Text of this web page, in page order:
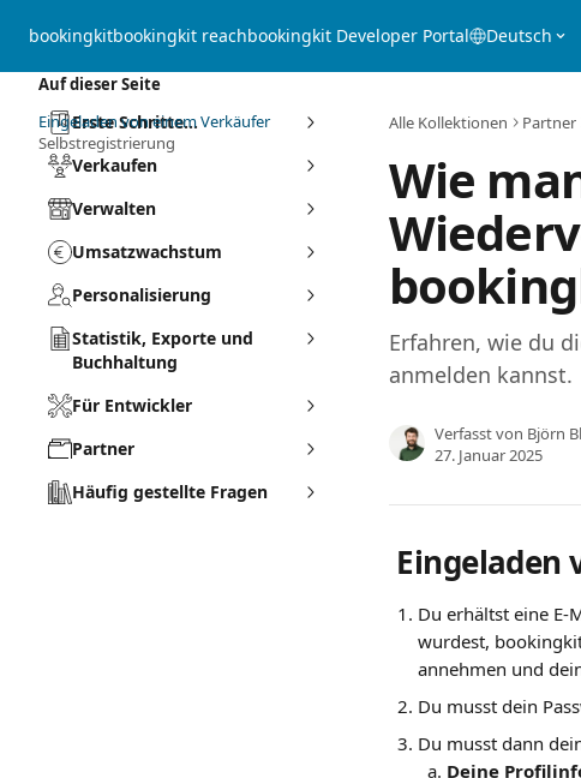
bookingkitbookingkit reachbookingkit Developer Portal Deutsch
Erste Schritte...
Verkaufen
Verwalten
Umsatzwachstum
Personalisierung
Statistik, Exporte und
Buchhaltung
Für Entwickler
Partner
Häufig gestellte Fragen
Alle Kollektionen Partner
Wie
Erfahren, wie du
anmelden kannst.
Verfasst von Björn
27. Januar 2025
Eingeladen
Du erhältst eine
wurdest,
annehmen und
Du musst dein
Du musst dann
Deine
Auf dieser Seite
Eingeladen von einem Verkäufer
Selbstregistrierung